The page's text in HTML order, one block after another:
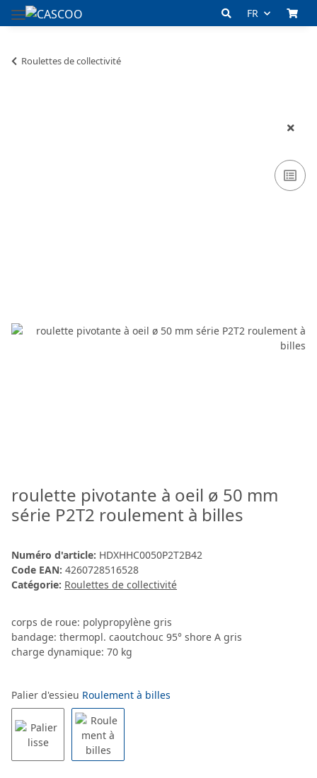
FR
Roulettes de collectivité
roulette pivotante à oeil ø 50 mm
série P2T2 roulement à billes
Numéro d'article: HDXHHC0050P2T2B42
Code EAN: 4260728516528
Catégorie: Roulettes de collectivité
corps de roue: polypropylène gris
bandage: thermopl. caoutchouc 95° shore A gris
charge dynamique: 70 kg
Palier d'essieu Roulement à billes